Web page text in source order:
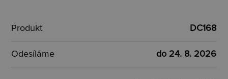
Produkt DC168
Odesíláme do 24. 8. 2026